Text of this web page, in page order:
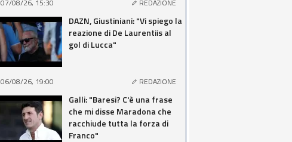
07/08/26, 15:30 REDAZIONE
DAZN, Giustiniani: "Vi spiego la
reazione di De Laurentiis al
gol di Lucca"
06/08/26, 19:00 REDAZIONE
Galli: "Baresi? C'è una frase
che mi disse Maradona che
racchiude tutta la forza di
Franco"